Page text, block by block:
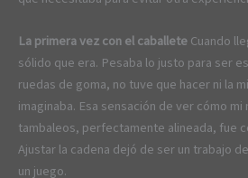
La primera vez con el caballeteCuando
sólido que era. Pesaba lo justo para ser
ruedas de goma, no tuve que hacer ni la
imaginaba. Esa sensación de ver cómo
tambaleos, perfectamente alineada, fue
Ajustar la cadena dejó de ser un trabajo
un juego.